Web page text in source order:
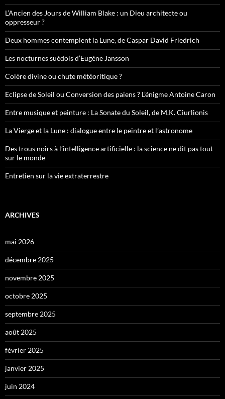
L’Ancien des Jours de William Blake : un Dieu architecte ou
oppresseur ?
Deux hommes contemplent la Lune, de Caspar David Friedrich
Les nocturnes suédois d’Eugène Jansson
Colère divine ou chute météoritique ?
Eclipse de Soleil ou Conversion des païens ? L’énigme Antoine Caron
Entre musique et peinture : La Sonate du Soleil, de M.K. Ciurlionis
La Vierge et la Lune : dialogue entre le peintre et l’astronome
Des trous noirs à l’intelligence artificielle : la science ne dit pas tout
sur le monde
Entretien sur la vie extraterrestre
ARCHIVES
mai 2026
décembre 2025
novembre 2025
octobre 2025
septembre 2025
août 2025
février 2025
janvier 2025
juin 2024